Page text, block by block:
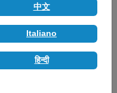
Afficher tout
中文
Italiano
हिन्दी